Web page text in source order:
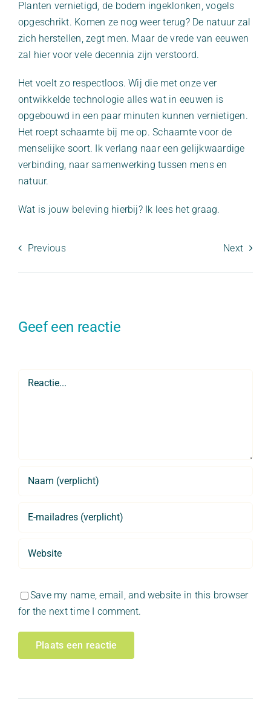
Planten vernietigd, de bodem ingeklonken, vogels
opgeschrikt. Komen ze nog weer terug? De natuur zal
zich herstellen, zegt men. Maar de vrede van eeuwen
zal hier voor vele decennia zijn verstoord.
Het voelt zo respectloos. Wij die met onze ver
ontwikkelde technologie alles wat in eeuwen is
opgebouwd in een paar minuten kunnen vernietigen.
Het roept schaamte bij me op. Schaamte voor de
menselijke soort. Ik verlang naar een gelijkwaardige
verbinding, naar samenwerking tussen mens en
natuur.
Wat is jouw beleving hierbij? Ik lees het graag.
Previous Next
Geef een reactie
Comment
Save my name, email, and website in this browser
for the next time I comment.